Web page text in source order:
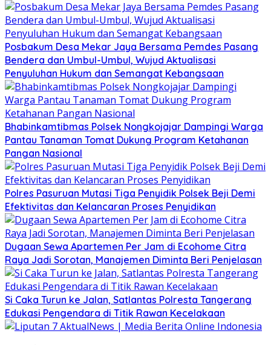
Posbakum Desa Mekar Jaya Bersama Pemdes Pasang
Bendera dan Umbul-Umbul, Wujud Aktualisasi
Penyuluhan Hukum dan Semangat Kebangsaan
Bhabinkamtibmas Polsek Nongkojajar Dampingi Warga
Pantau Tanaman Tomat Dukung Program Ketahanan
Pangan Nasional
Polres Pasuruan Mutasi Tiga Penyidik Polsek Beji Demi
Efektivitas dan Kelancaran Proses Penyidikan
Dugaan Sewa Apartemen Per Jam di Ecohome Citra
Raya Jadi Sorotan, Manajemen Diminta Beri Penjelasan
Si Caka Turun ke Jalan, Satlantas Polresta Tangerang
Edukasi Pengendara di Titik Rawan Kecelakaan